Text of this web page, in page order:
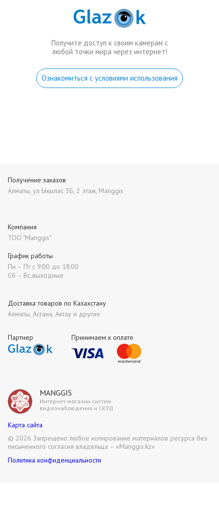
Получите доступ к своим камерам с
любой точки мира через интернет!
Ознакомиться с условиями использования
MANGGIS
Интернет-магазин систем
видеонаблюдения и СКУД
Партнер Принимаем к оплате
Получение заказов
Алматы, ул Ыкылас 3Б, 2 этаж, Manggis
Компания
ТОО "Manggis"
Доставка товаров по Казахстану
Алматы, Астана, Актау и другие
График работы
Пн – Пт с 9:00 до 18:00
Сб – Вс выходные
Карта сайта
Политика конфиденциальности
© 2026 Запрещено любое копирование материалов ресурса без
письменного согласия владельца – «Manggis.kz»